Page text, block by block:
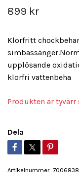
899 kr
Klorfritt
upplösande
klorfri vattenbeha
Produkten är tyvärr
Dela
Artikelnummer: 7006838